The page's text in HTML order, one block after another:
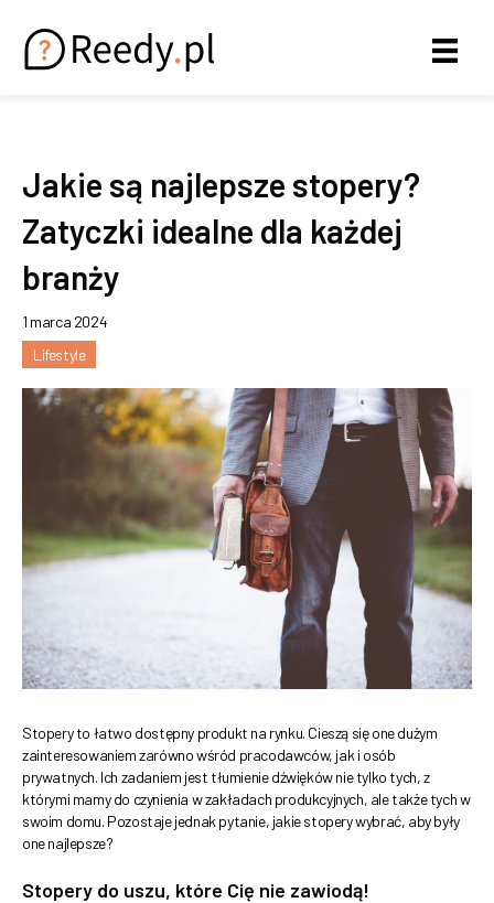
Jakie są najlepsze stopery?
Zatyczki idealne dla każdej
branży
1 marca 2024
Lifestyle
Stopery to łatwo dostępny produkt na rynku. Cieszą się one dużym
zainteresowaniem zarówno wśród pracodawców, jak i osób
prywatnych. Ich zadaniem jest tłumienie dźwięków nie tylko tych, z
którymi mamy do czynienia w zakładach produkcyjnych, ale także tych w
swoim domu. Pozostaje jednak pytanie, jakie stopery wybrać, aby były
one najlepsze?
Stopery do uszu, które Cię nie zawiodą!